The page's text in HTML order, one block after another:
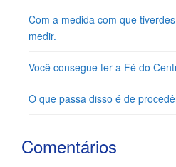
Com a medida com que
medir.
Você consegue ter a Fé do
O que passa disso é de
Comentários